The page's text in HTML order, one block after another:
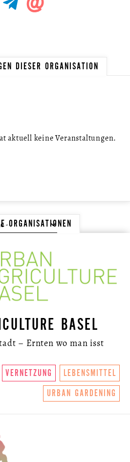
DIESER ORGANISATION
aktuell keine Veranstaltungen.
ORGANISATIONEN
BASEL
– Ernten wo man isst
VERNETZUNG LEBENSMITTEL
URBAN GARDENING